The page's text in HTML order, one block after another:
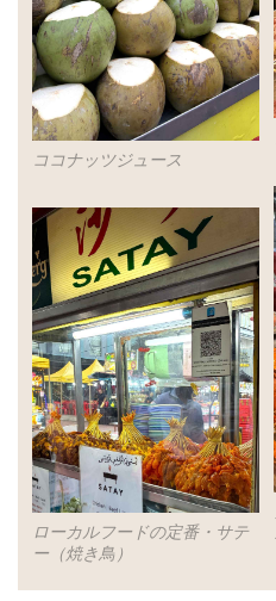
ココナッツジュース
ローカルフードの定番・サテ
ー（焼き鳥）